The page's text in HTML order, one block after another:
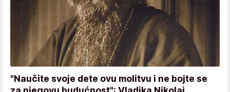
"Naučite svoje dete ovu molitvu i ne bojte se